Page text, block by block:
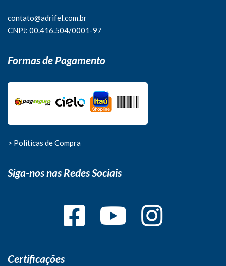
contato@adrifel.com.br
CNPJ: 00.416.504/0001-97
Formas de Pagamento
> Politicas de Compra
Siga-nos nas Redes Sociais
Certificações